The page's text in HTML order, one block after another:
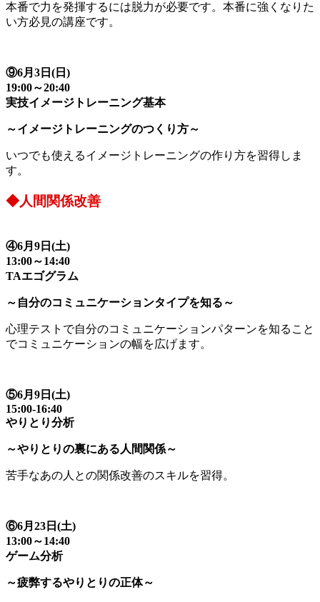
本番で力を発揮するには脱力が必要です。本番に強くなりた
い方必見の講座です。
⑨6月3日(日)
19:00～20:40
実技イメージトレーニング基本
～イメージトレーニングのつくり方～
いつでも使えるイメージトレーニングの作り方を習得しま
す。
◆人間関係改善
④6月9日(土)
13:00～14:40
TAエゴグラム
～自分のコミュニケーションタイプを知る～
心理テストで自分のコミュニケーションパターンを知ること
でコミュニケーションの幅を広げます。
⑤6月9日(土)
15:00-16:40
やりとり分析
～やりとりの裏にある人間関係～
苦手なあの人との関係改善のスキルを習得。
⑥6月23日(土)
13:00～14:40
ゲーム分析
～疲弊するやりとりの正体～